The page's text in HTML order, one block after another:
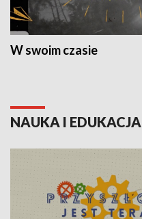
W swoim czasie
NAUKA I EDUKACJA